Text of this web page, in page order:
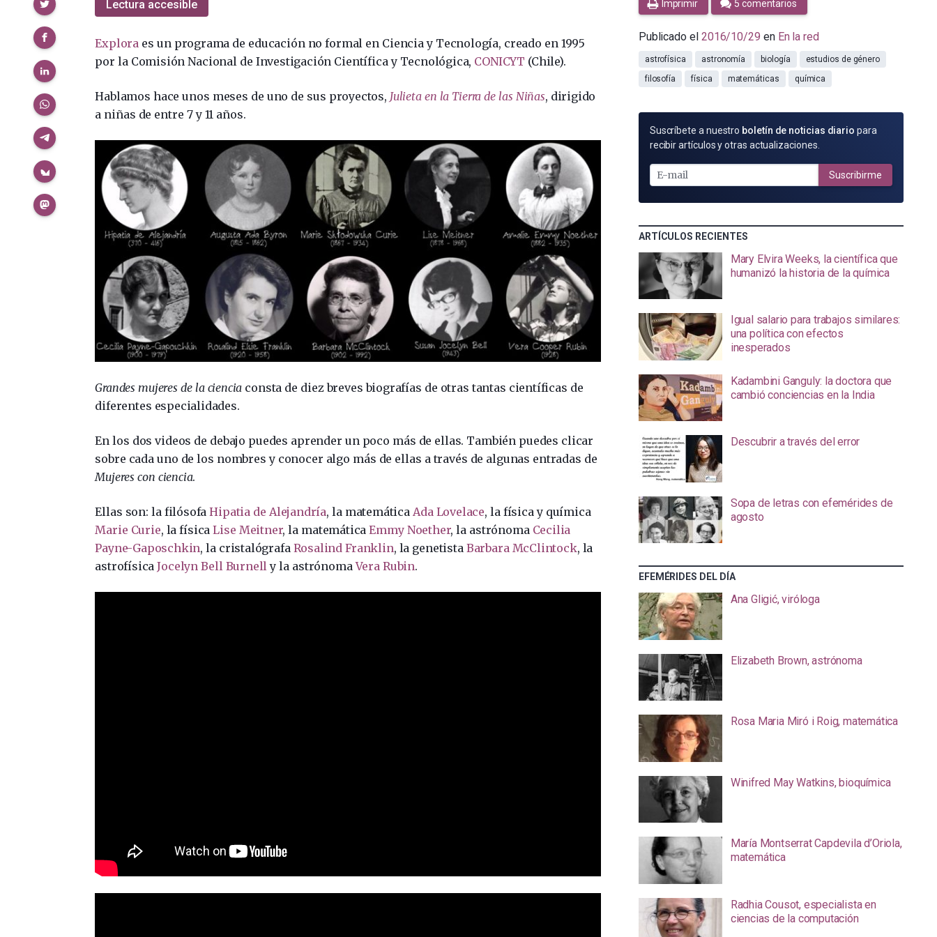
Lectura accesible
Explora es un programa de educación no formal en Ciencia y Tecnología, creado en 1995
por la Comisión Nacional de Investigación Científica y Tecnológica, CONICYT (Chile).
Hablamos hace unos meses de uno de sus proyectos, Julieta en la Tierra de las Niñas, dirigido
a niñas de entre 7 y 11 años.
Grandes mujeres de la ciencia consta de diez breves biografías de otras tantas científicas de
diferentes especialidades.
En los dos videos de debajo puedes aprender un poco más de ellas. También puedes clicar
sobre cada uno de los nombres y conocer algo más de ellas a través de algunas entradas de
Mujeres con ciencia.
Ellas son: la filósofaHipatia de Alejandría, la matemática Ada Lovelace, la física y química
Marie Curie, la físicaLise Meitner, la matemáticaEmmy Noether, la astrónoma Cecilia
Payne-Gaposchkin, la cristalógrafa Rosalind Franklin, la genetista Barbara McClintock, la
astrofísicaJocelyn Bell Burnelly la astrónomaVera Rubin.
Imprimir 5 comentarios
Publicado el 2016/10/29 en En la red
astrofísica astronomía biología
estudios de género
filosofía
física matemáticas química
SUSCRÍBETE
POR
MAIL
Suscríbete a nuestro boletín de noticias diario para
recibir artículos y otras actualizaciones.
Suscribirme
ARTÍCULOS RECIENTES
Mary Elvira Weeks, la científica que
humanizó la historia de la química
Igual salario para trabajos similares:
una política con efectos
inesperados
Kadambini Ganguly: la doctora que
cambió conciencias en la India
Descubrir a través del error
Sopa de letras con efemérides de
agosto
EFEMÉRIDES DEL DÍA
Ana Gligić, viróloga
Elizabeth Brown, astrónoma
Rosa Maria Miró i Roig, matemática
Winifred May Watkins, bioquímica
María Montserrat Capdevila d’Oriola,
matemática
Radhia Cousot, especialista en
ciencias de la computación